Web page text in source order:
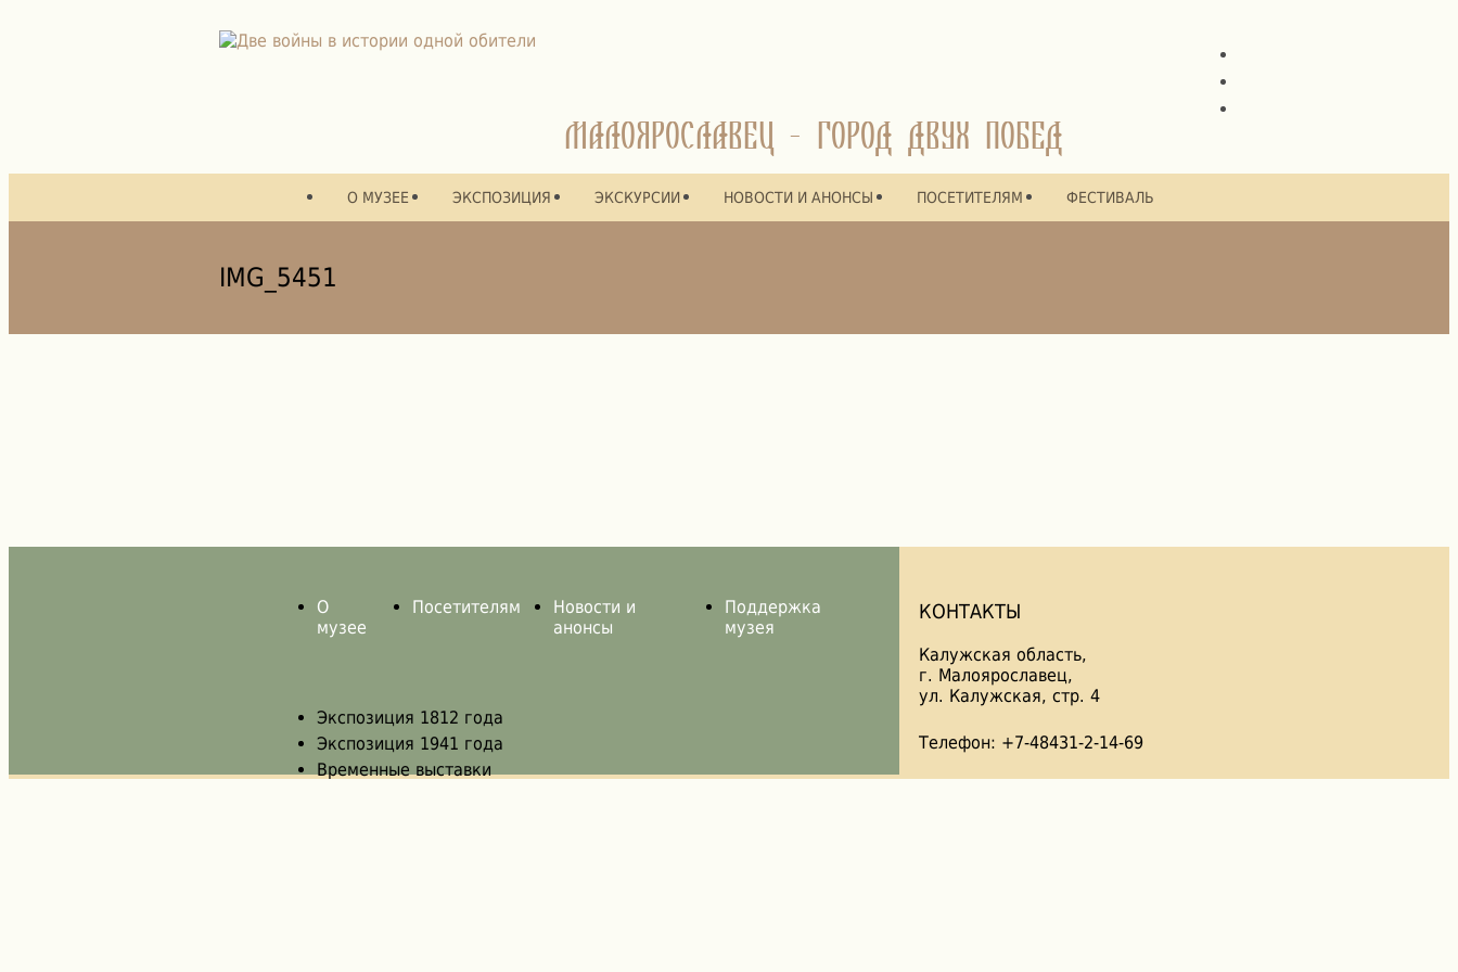
МАЛОЯРОСЛАВЕЦ - ГОРОД ДВУХ ПОБЕД
О МУЗЕЕ ЭКСПОЗИЦИЯ ЭКСКУРСИИ НОВОСТИ И АНОНСЫ ПОСЕТИТЕЛЯМ ФЕСТИВАЛЬ
IMG_5451
О
музее
Посетителям
Новости и
анонсы
Поддержка
музея
Экспозиция 1812 года
Экспозиция 1941 года
Временные выставки
КОНТАКТЫ
Калужская область,
г. Малоярославец,
ул. Калужская, стр. 4
Телефон: +7-48431-2-14-69